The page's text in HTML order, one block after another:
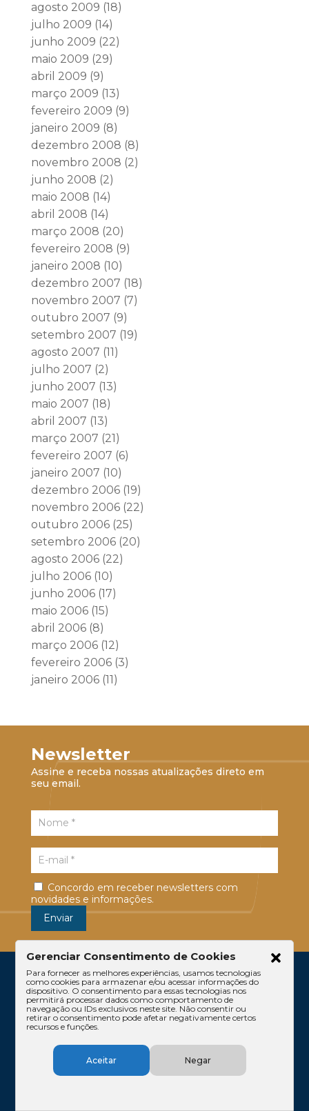
agosto 2009 (18)
julho 2009 (14)
junho 2009 (22)
maio 2009 (29)
abril 2009 (9)
março 2009 (13)
fevereiro 2009 (9)
janeiro 2009 (8)
dezembro 2008 (8)
novembro 2008 (2)
junho 2008 (2)
maio 2008 (14)
abril 2008 (14)
março 2008 (20)
fevereiro 2008 (9)
janeiro 2008 (10)
dezembro 2007 (18)
novembro 2007 (7)
outubro 2007 (9)
setembro 2007 (19)
agosto 2007 (11)
julho 2007 (2)
junho 2007 (13)
maio 2007 (18)
abril 2007 (13)
março 2007 (21)
fevereiro 2007 (6)
janeiro 2007 (10)
dezembro 2006(19)
novembro 2006(22)
outubro 2006(25)
setembro 2006(20)
agosto 2006(22)
julho 2006(10)
junho 2006(17)
maio 2006(15)
abril 2006(8)
março 2006(12)
fevereiro 2006(3)
janeiro 2006(11)
Newsletter
Assine e receba nossas atualizações direto em
seu email.
Concordo em receber newsletters com
novidades e informações.
Escritório
Equipe
Conteúdos
Contato
Código de Ética
Gerenciar Consentimento de Cookies
Para fornecer as melhores experiências, usamos tecnologias
como cookies para armazenar e/ou acessar informações do
dispositivo. O consentimento para essas tecnologias nos
permitirá processar dados como comportamento de
navegação ou IDs exclusivos neste site. Não consentir ou
retirar o consentimento pode afetar negativamente certos
recursos e funções.
Aceitar Negar